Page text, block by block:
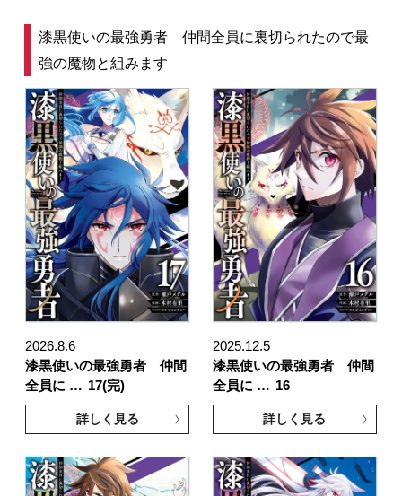
漆黒使いの最強勇者 仲間全員に裏切られたので最
強の魔物と組みます
2026.8.6
漆黒使いの最強勇者 仲間
全員に … 17(完)
詳しく見る
2025.12.5
漆黒使いの最強勇者 仲間
全員に … 16
詳しく見る